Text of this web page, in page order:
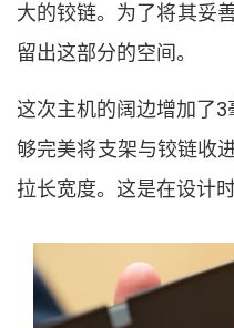
大的铰链。 为了将其妥
留出这部分的空间。
这次主机的阔边增加了3
够完美将支架与铰链收
拉长宽度。 这是在设计